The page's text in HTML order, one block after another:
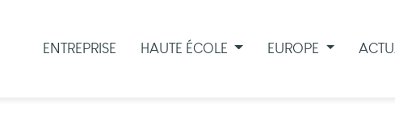
ENTREPRISE HAUTE ÉCOLE EUROPE